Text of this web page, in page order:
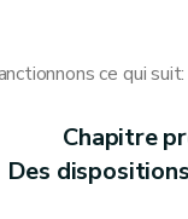
ce qui suit:
Chapitre
Des